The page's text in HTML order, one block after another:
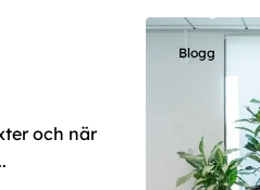
och när
Blogg